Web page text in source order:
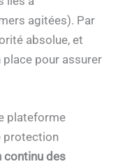
agitées). Par
absolue, et
pour assurer
plateforme
protection
continu des